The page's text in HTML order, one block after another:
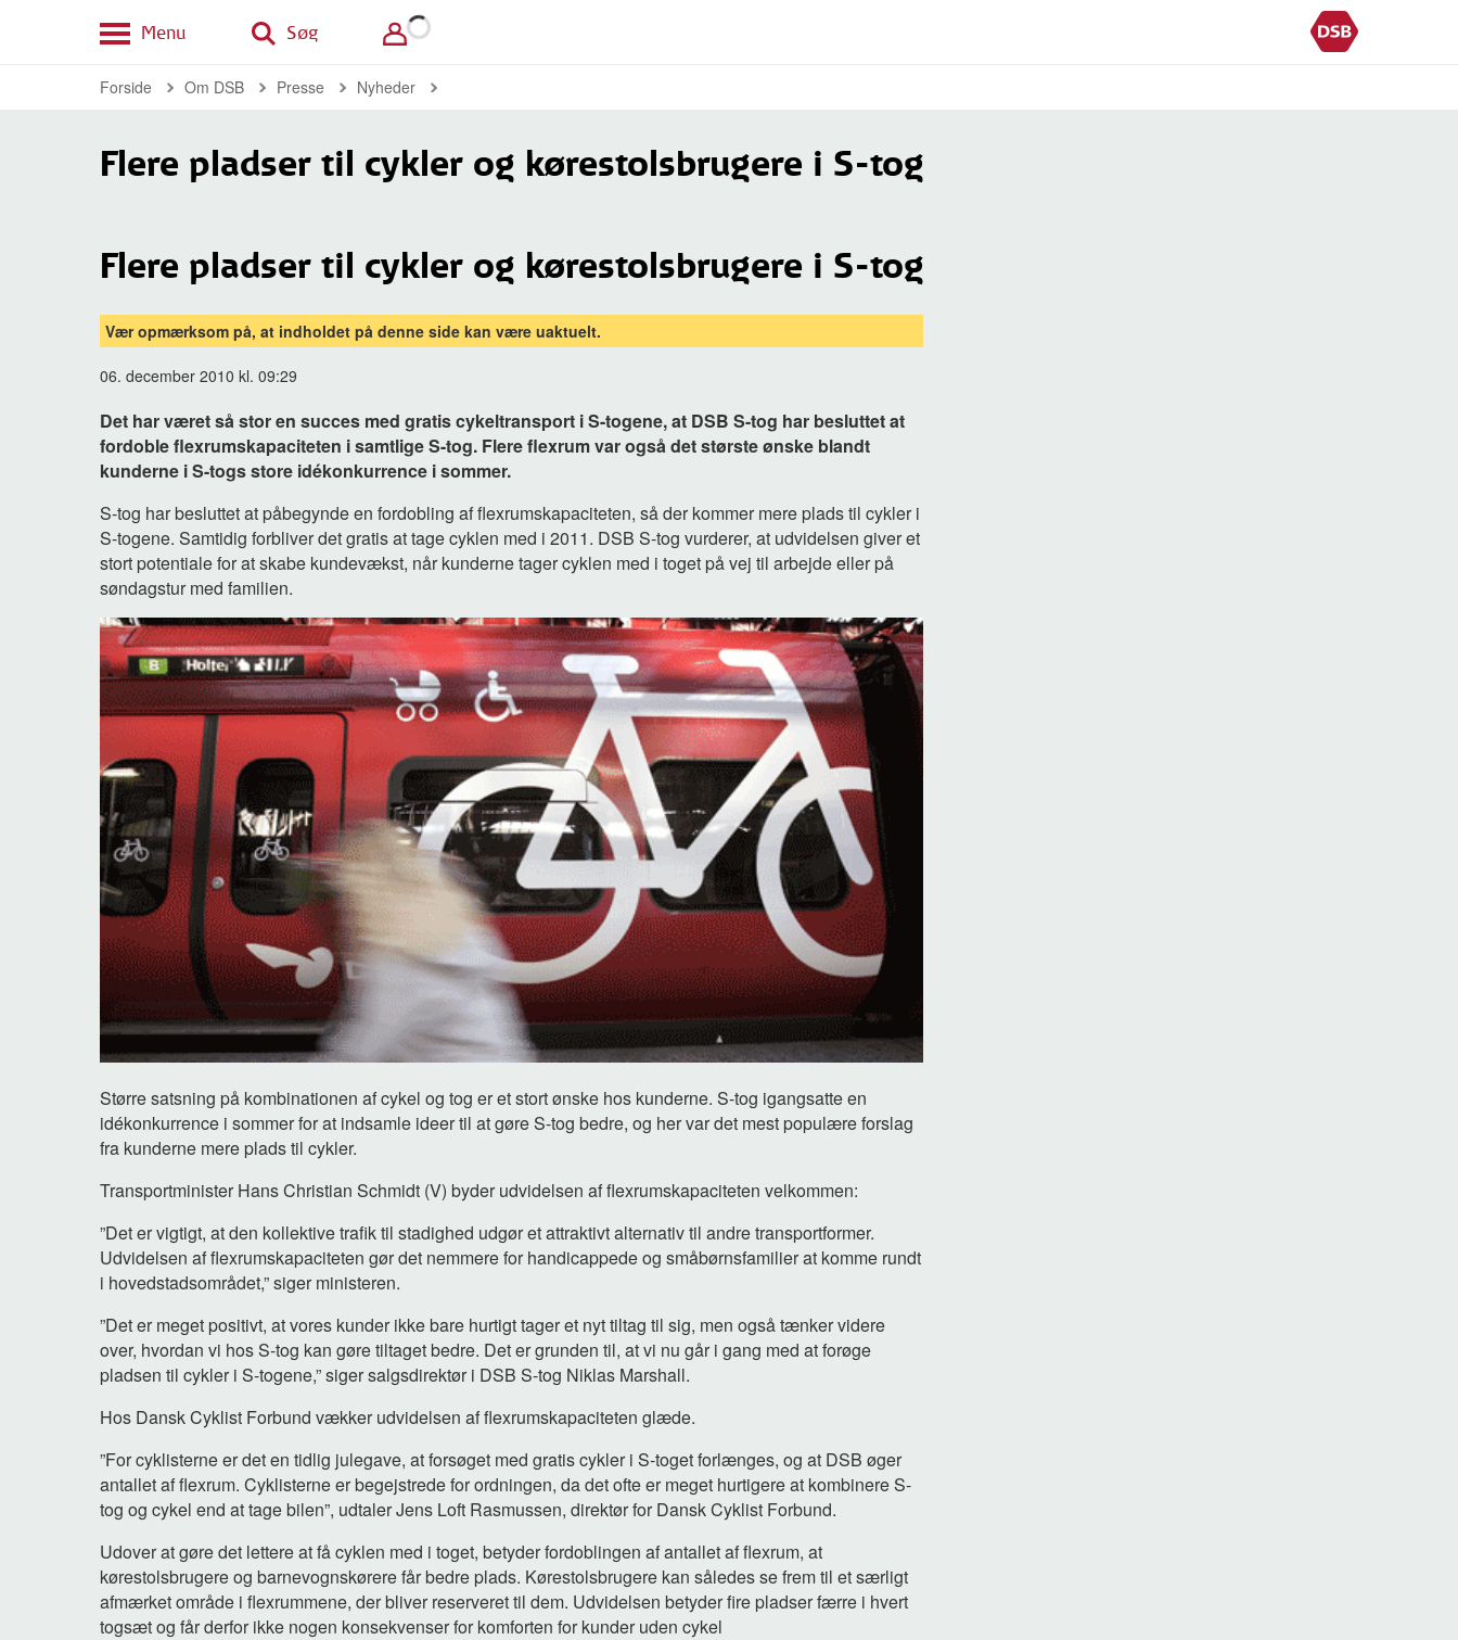
Menu Søg
Forside Om DSB Presse Nyheder
Flere pladser til cykler og kørestolsbrugere i S-tog
Flere pladser til cykler og kørestolsbrugere i S-tog
Vær opmærksom på, at indholdet på denne side kan være uaktuelt.
06. december 2010 kl. 09:29
Det har været så stor en succes med gratis cykeltransport i S-togene, at DSB S-tog har besluttet at
fordoble flexrumskapaciteten i samtlige S-tog. Flere flexrum var også det største ønske blandt
kunderne i S-togs store idékonkurrence i sommer.
S-tog har besluttet at påbegynde en fordobling af flexrumskapaciteten, så der kommer mere plads til cykler i
S-togene. Samtidig forbliver det gratis at tage cyklen med i 2011. DSB S-tog vurderer, at udvidelsen giver et
stort potentiale for at skabe kundevækst, når kunderne tager cyklen med i toget på vej til arbejde eller på
søndagstur med familien.
Større satsning på kombinationen af cykel og tog er et stort ønske hos kunderne. S-tog igangsatte en
idékonkurrence i sommer for at indsamle ideer til at gøre S-tog bedre, og her var det mest populære forslag
fra kunderne mere plads til cykler.
Transportminister Hans Christian Schmidt (V) byder udvidelsen af flexrumskapaciteten velkommen:
”Det er vigtigt, at den kollektive trafik til stadighed udgør et attraktivt alternativ til andre transportformer.
Udvidelsen af flexrumskapaciteten gør det nemmere for handicappede og småbørnsfamilier at komme rundt
i hovedstadsområdet,” siger ministeren.
”Det er meget positivt, at vores kunder ikke bare hurtigt tager et nyt tiltag til sig, men også tænker videre
over, hvordan vi hos S-tog kan gøre tiltaget bedre. Det er grunden til, at vi nu går i gang med at forøge
pladsen til cykler i S-togene,” siger salgsdirektør i DSB S-tog Niklas Marshall.
Hos Dansk Cyklist Forbund vækker udvidelsen af flexrumskapaciteten glæde.
”For cyklisterne er det en tidlig julegave, at forsøget med gratis cykler i S-toget forlænges, og at DSB øger
antallet af flexrum. Cyklisterne er begejstrede for ordningen, da det ofte er meget hurtigere at kombinere S-
tog og cykel end at tage bilen”, udtaler Jens Loft Rasmussen, direktør for Dansk Cyklist Forbund.
Udover at gøre det lettere at få cyklen med i toget, betyder fordoblingen af antallet af flexrum, at
kørestolsbrugere og barnevognskørere får bedre plads. Kørestolsbrugere kan således se frem til et særligt
afmærket område i flexrummene, der bliver reserveret til dem. Udvidelsen betyder fire pladser færre i hvert
togsæt og får derfor ikke nogen konsekvenser for komforten for kunder uden cykel